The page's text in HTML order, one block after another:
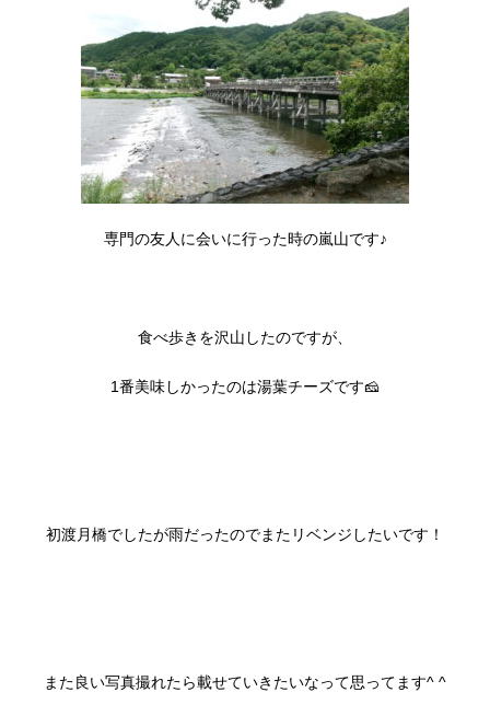
専門の友人に会いに行った時の嵐山です♪
食べ歩きを沢山したのですが、
1番美味しかったのは湯葉チーズです🧀
初渡月橋でしたが雨だったのでまたリベンジしたいです！
また良い写真撮れたら載せていきたいなって思ってます^ ^